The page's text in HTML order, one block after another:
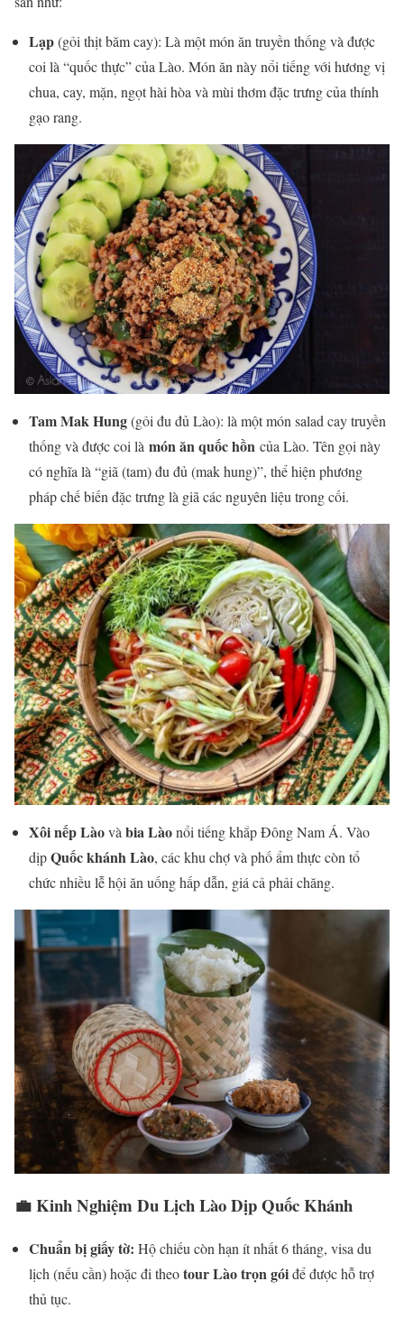
Lạp(gỏi thịt băm cay): Là một món ăn truyền thống và được
coi là “quốc thực” của Lào. Món ăn này nổi tiếng với hương vị
chua, cay, mặn, ngọt hài hòa và mùi thơm đặc trưng của thính
gạo rang.
Tam Mak Hung(gỏi đu đủ Lào): là một món salad cay truyền
thống và được coi là món ăn quốc hồn của Lào. Tên gọi này
có nghĩa là “giã (tam) đu đủ (mak hung)”, thể hiện phương
pháp chế biến đặc trưng là giã các nguyên liệu trong cối.
Xôi nếp Làovàbia Làonổi tiếng khắp Đông Nam Á. Vào
dịpQuốc khánh Lào, các khu chợ và phố ẩm thực còn tổ
chức nhiều lễ hội ăn uống hấp dẫn, giá cả phải chăng.
💼 Kinh Nghiệm Du Lịch Lào Dịp Quốc Khánh
Chuẩn bị giấy tờ: Hộ chiếu còn hạn ít nhất 6 tháng, visa du
lịch (nếu cần) hoặc đi theotour Lào trọn góiđể được hỗ trợ
thủ tục.